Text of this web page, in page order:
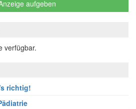
aufgeben
verfügbar.
richtig!